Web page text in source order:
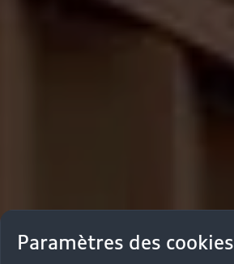
Paramètres des cookies